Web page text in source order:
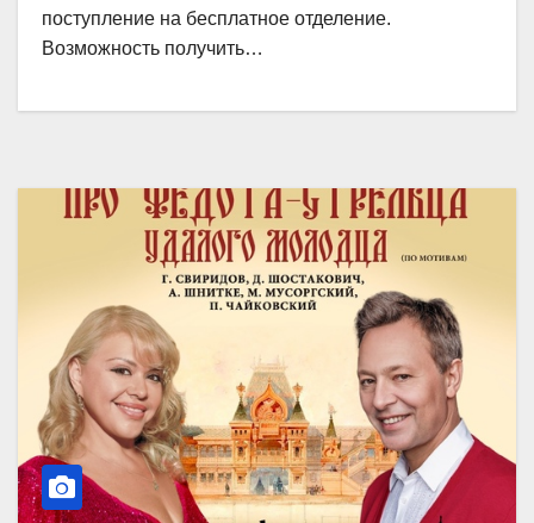
поступление на бесплатное отделение.
Возможность получить…